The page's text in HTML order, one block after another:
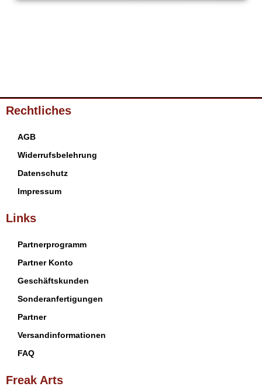
Rechtliches
AGB
Widerrufsbelehrung
Datenschutz
Impressum
Links
Partnerprogramm
Partner Konto
Geschäftskunden
Sonderanfertigungen
Partner
Versandinformationen
FAQ
Freak Arts